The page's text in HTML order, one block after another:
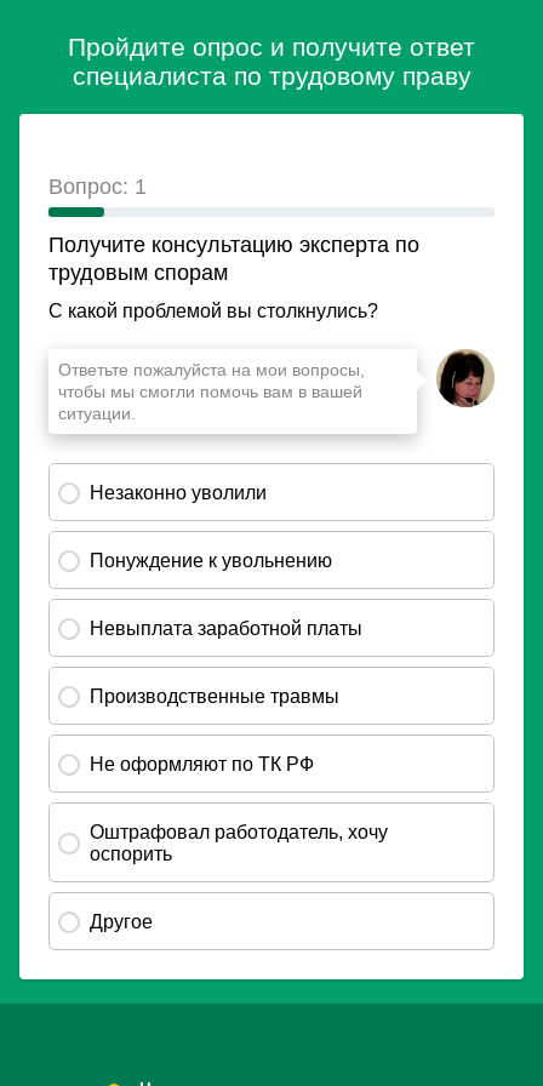
Пройдите опрос и получите ответ
специалиста по трудовому праву